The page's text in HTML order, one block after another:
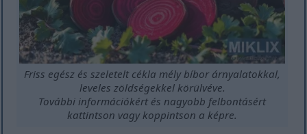
Friss egész és szeletelt cékla mély bíbor árnyalatokkal,
leveles zöldségekkel körülvéve.
További információkért és nagyobb felbontásért
kattintson vagy koppintson a képre.